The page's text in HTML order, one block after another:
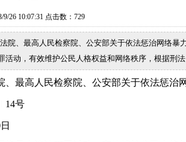
26 10:07:31 点击数： 729
院、最高人民检察院、公安部关于依法惩治网络暴
活动，有效维护公民人格权益和网络秩序，根据刑
、最高人民检察院、公安部关于依法惩治
14号